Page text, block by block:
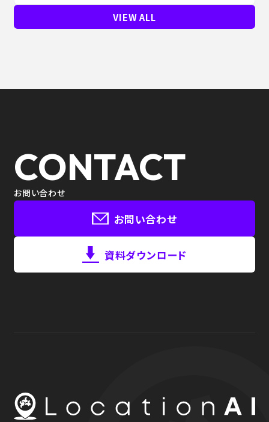
VIEW ALL
CONTACT
お問い合わせ
お問い合わせ
資料ダウンロード